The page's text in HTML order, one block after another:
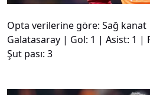
Opta verilerine göre: Sağ kanat
Galatasaray | Gol: 1 | Asist: 1 |
Şut pası: 3